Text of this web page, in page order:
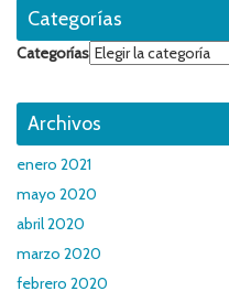
Categorías
Categorías
Archivos
enero 2021
mayo 2020
abril 2020
marzo 2020
febrero 2020